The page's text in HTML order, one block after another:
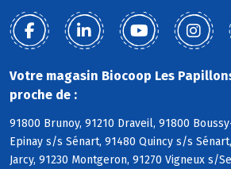
Votre magasin Biocoop Les
proche de :
91800 Brunoy, 91210 Draveil, 91800
Epinay s/s Sénart, 91480 Quincy s/s
Jarcy, 91230 Montgeron, 91270 Vigneux s/